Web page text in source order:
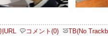
URL コメント(0) TB(No